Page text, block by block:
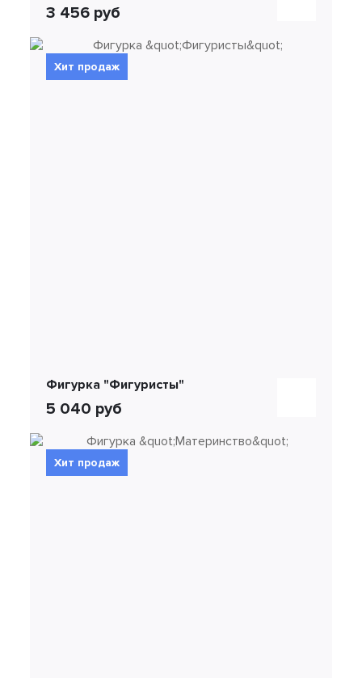
3 456 руб
Хит продаж
Фигурка "Фигуристы"
5 040 руб
Хит продаж